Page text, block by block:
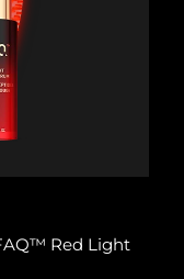
Red Light